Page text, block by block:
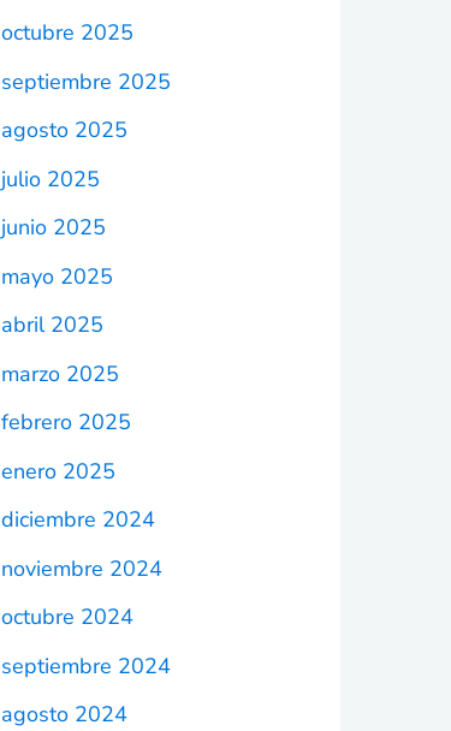
octubre 2025
septiembre 2025
agosto 2025
julio 2025
junio 2025
mayo 2025
abril 2025
marzo 2025
febrero 2025
enero 2025
diciembre 2024
noviembre 2024
octubre 2024
septiembre 2024
agosto 2024